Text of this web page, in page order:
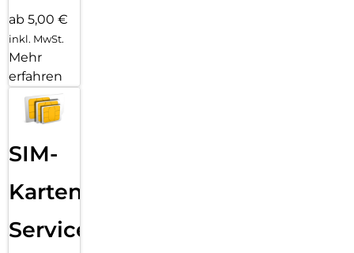
ab 5,00 €
inkl. MwSt.
Mehr
erfahren
SIM-
Karten
Service: